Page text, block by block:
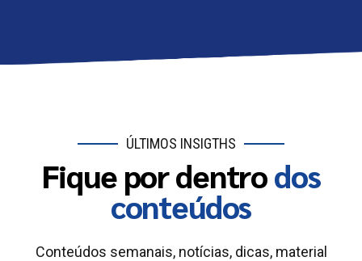
ÚLTIMOS INSIGTHS
Fique por dentrodos
conteúdos
Conteúdos semanais, notícias, dicas, material